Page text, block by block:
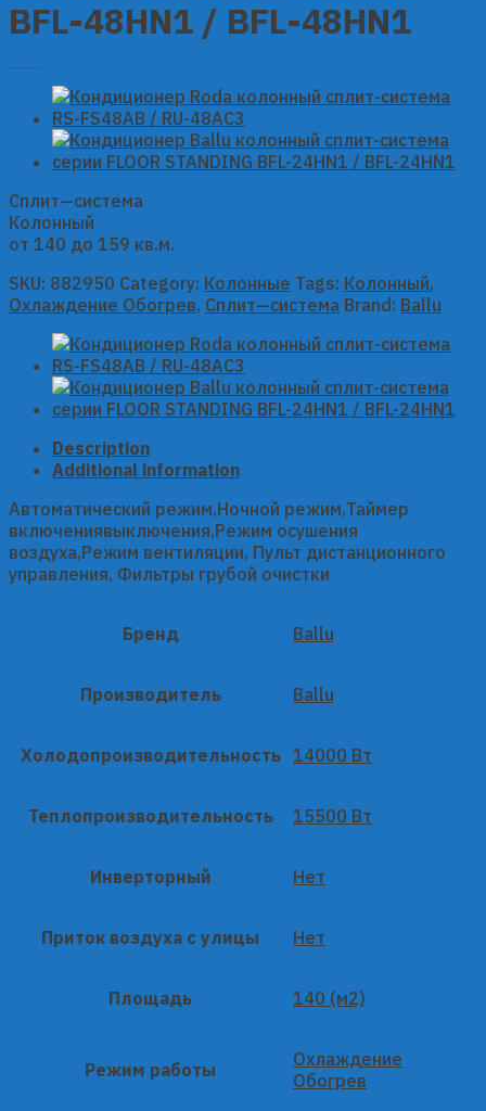
BFL-48HN1 / BFL-48HN1
Сплит—система
Колонный
от 140 до 159 кв.м.
SKU: 882950 Category: Колонные Tags: Колонный,
Охлаждение Обогрев, Сплит—система Brand: Ballu
Description
Additional information
Автоматический режим,Ночной режим,Таймер
включениявыключения,Режим осушения
воздуха,Режим вентиляции, Пульт дистанционного
управления, Фильтры грубой очистки
Бренд Ballu
Производитель Ballu
Холодопроизводительность 14000 Вт
Теплопроизводительность 15500 Вт
Инверторный Нет
Приток воздуха с улицы Нет
Площадь 140 (м2)
Режим работы
Охлаждение
Обогрев